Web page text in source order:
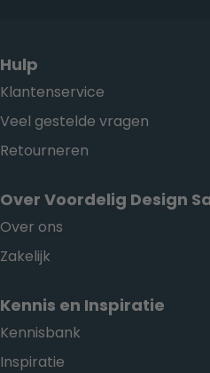
Hulp
Klantenservice
Veel gestelde vragen
Retourneren
Over Voordelig Design
Over ons
Zakelijk
Kennis en Inspiratie
Kennisbank
Inspiratie